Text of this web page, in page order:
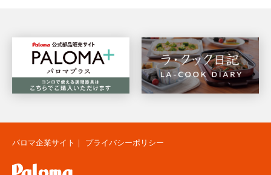
パロマ企業サイト ｜ プライバシーポリシー